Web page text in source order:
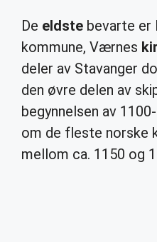
De eldste bevarte
kommune, Værnes
deler av Stavanger
den øvre delen av
begynnelsen av
om de fleste norske
mellom ca. 1150 og